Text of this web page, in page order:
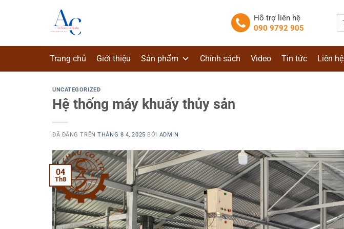
dung
Hỗ trợ liên hệ
090 9792 905
Trang chủ Giới thiệu Sản phẩm Chính sách Video Tin tức Liên hệ
UNCATEGORIZED
Hệ thống máy khuấy thủy sản
ĐÃ ĐĂNG TRÊNTHÁNG 8 4, 2025 BỞI ADMIN
04
Th8